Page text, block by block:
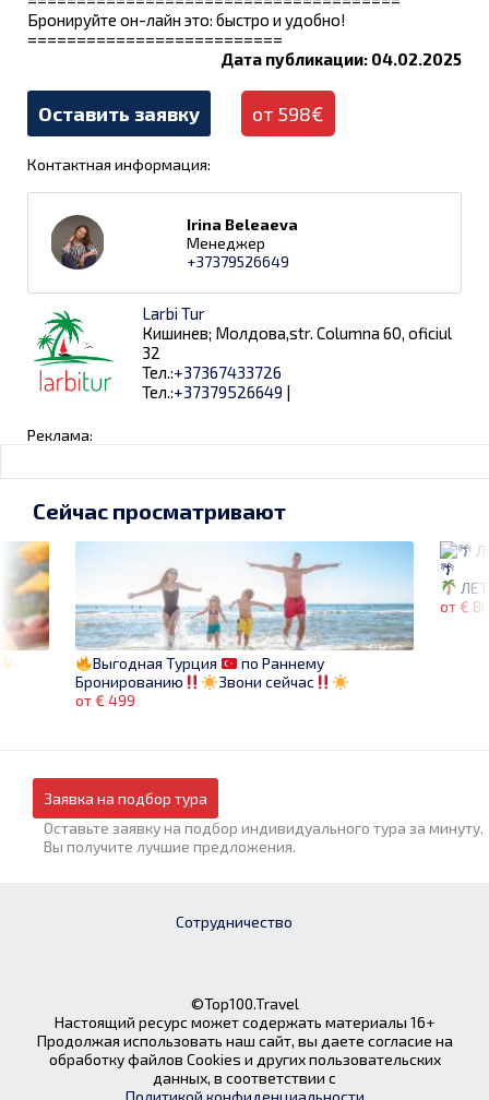
Бронируйте он-лайн это: быстро и удобно!
==========================
Дата публикации: 04.02.2025
Оставить заявку от 598€
Контактная информация:
Irina Beleaeva
Менеджер
+37379526649
Larbi Tur
Кишинев; Молдова,str. Columna 60, oficiul
32
Тел.:+37367433726
Тел.:+37379526649 |
Реклама:
от €
Сейчас просматривают
Выгодная Турция
по Раннему
Бронированию
Звони сейчас
от € 499
Заявка на подбор тура
Оставьте заявку на подбор индивидуального тура за минуту.
Вы получите лучшие предложения.
Сотрудничество
©Top100.Travel
Настоящий ресурс может содержать материалы 16+
Продолжая использовать наш сайт, вы даете согласие на
обработку файлов Cookies и других пользовательских
данных, в соответствии с
Политикой конфиденциальности